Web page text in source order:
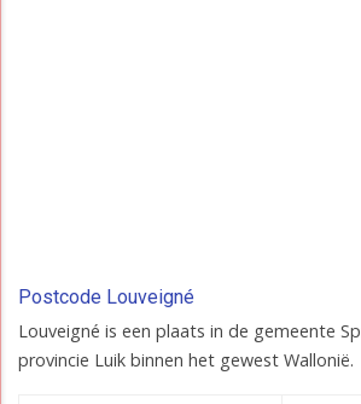
Postcode Louveigné
Louveigné is een plaats in de gemeente
provincie Luik binnen het gewest Wallonië.